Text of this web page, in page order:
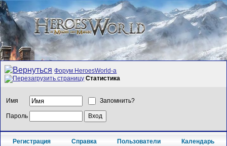
Форум HeroesWorld-а
Статистика
Имя Запомнить?
Пароль
Регистрация Справка Пользователи Календарь